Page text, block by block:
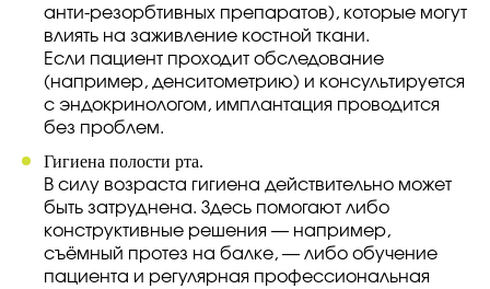
анти-резорбтивных препаратов), которые могут
влиять на заживление костной ткани.
Если пациент проходит обследование
(например, денситометрию) и консультируется
с эндокринологом, имплантация проводится
без проблем.
Гигиена полости рта.
В силу возраста гигиена действительно может
быть затруднена. Здесь помогают либо
конструктивные решения — например,
съёмный протез на балке, — либо обучение
пациента и регулярная профессиональная